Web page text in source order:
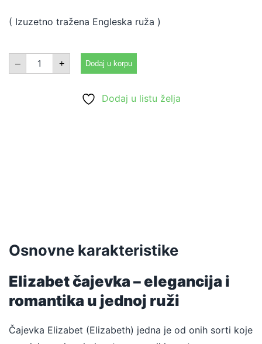
( Izuzetno tražena Engleska ruža )
–
Elizabet
čajevka
količina
+ Dodaj u korpu
Dodaj u listu želja
Osnovne karakteristike
Elizabet čajevka – elegancija i
romantika u jednoj ruži
Čajevka Elizabet (Elizabeth) jedna je od onih sorti koje